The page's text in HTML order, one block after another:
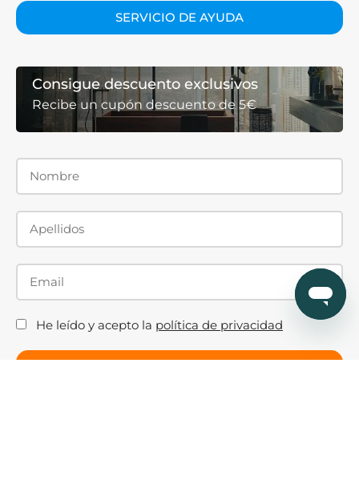
SERVICIO DE AYUDA
Consigue descuento exclusivos
Recibe un cupón descuento de 5€
He leído y acepto la política de privacidad